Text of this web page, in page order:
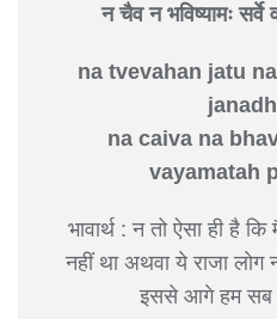
न चैव न भविष्यामः
na tvevahan jatu
na caiva na
vayamatah
भावार्थ : न तो ऐसा ही है
नहीं था अथवा ये राजा
इससे आगे हम सब